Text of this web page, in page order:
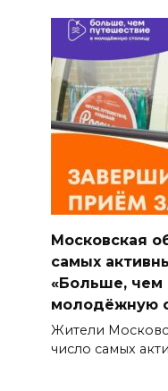
Московская
самых
«Больше, чем
молодёжную
Жители
число самых